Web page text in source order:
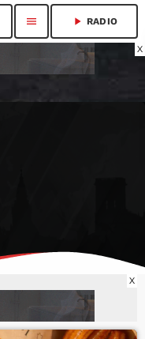
X
menu play_arrow RADIO
X